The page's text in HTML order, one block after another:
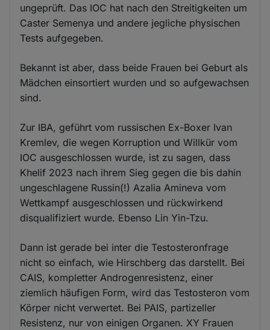
ungeprüft. Das IOC hat nach den Streitigkeiten um
Caster Semenya und andere jegliche physischen
Tests aufgegeben.
Bekannt ist aber, dass beide Frauen bei Geburt als
Mädchen einsortiert wurden und so aufgewachsen
sind.
Zur IBA, geführt vom russischen Ex-Boxer Ivan
Kremlev, die wegen Korruption und Willkür vom
IOC ausgeschlossen wurde, ist zu sagen, dass
Khelif 2023 nach ihrem Sieg gegen die bis dahin
ungeschlagene Russin(!) Azalia Amineva vom
Wettkampf ausgeschlossen und rückwirkend
disqualifiziert wurde. Ebenso Lin Yin-Tzu.
Dann ist gerade bei inter die Testosteronfrage
nicht so einfach, wie Hirschberg das darstellt. Bei
CAIS, kompletter Androgenresistenz, einer
ziemlich häufigen Form, wird das Testosteron vom
Körper nicht verwertet. Bei PAIS, partizeller
Resistenz, nur von einigen Organen. XY Frauen